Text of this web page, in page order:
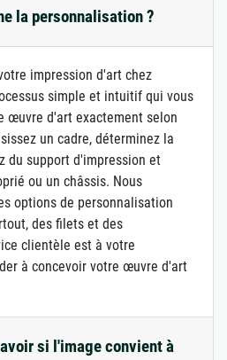
la personnalisation ?
impression d'art chez
simple et intuitif qui vous
œuvre d'art exactement selon
un cadre, déterminez la
du support d'impression et
ou un châssis. Nous
options de personnalisation
des filets et des
clientèle est à votre
à concevoir votre œuvre d'art
si l'image convient à